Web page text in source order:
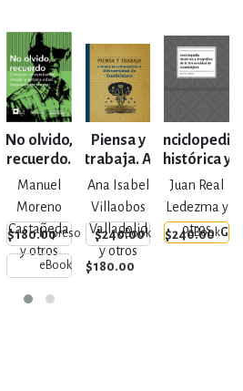
$180.00
No olvido,
recuerdo.
Crónicas
universitarias
desde la
tercera edad
(segundo
certamen)
Manuel
Moreno
Castañeda
y otros
Impreso $240.00
eBook $180.00
Piensa y
trabaja. A
90 años de
refundación
de la
Universidad
de
Ana Isabel
Villaobos
Valladolid
y otros
eBook $240.00
Enciclopedia
histórica y
biográfica
de la
Universidad
de
Juan Real
Ledezma y
otros
eBook